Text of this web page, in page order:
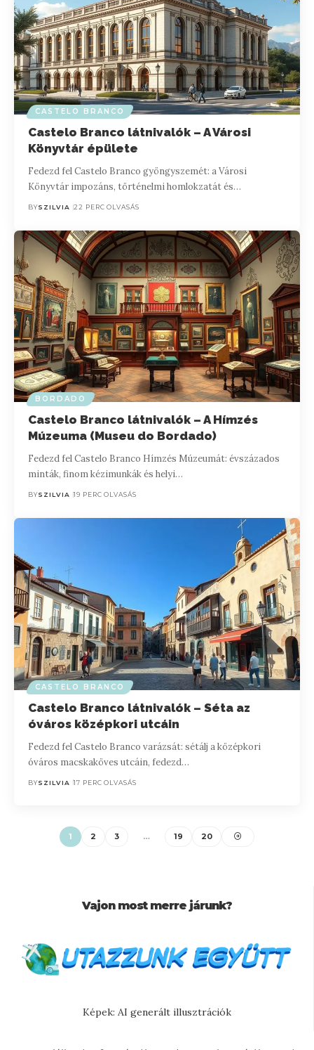
CASTELO BRANCO
Castelo Branco látnivalók – A Városi
Könyvtár épülete
Fedezd fel Castelo Branco gyöngyszemét: a Városi
Könyvtár impozáns, történelmi homlokzatát és…
BYSZILVIA 22 PERC OLVASÁS
BORDADO
Castelo Branco látnivalók – A Hímzés
Múzeuma (Museu do Bordado)
Fedezd fel Castelo Branco Hímzés Múzeumát: évszázados
minták, finom kézimunkák és helyi…
BYSZILVIA 19 PERC OLVASÁS
CASTELO BRANCO
Castelo Branco látnivalók – Séta az
óváros középkori utcáin
Fedezd fel Castelo Branco varázsát: sétálj a középkori
óváros macskaköves utcáin, fedezd…
BYSZILVIA 17 PERC OLVASÁS
1 2 3 … 19 20
Vajon most merre járunk?
Képek: AI generált illusztrációk